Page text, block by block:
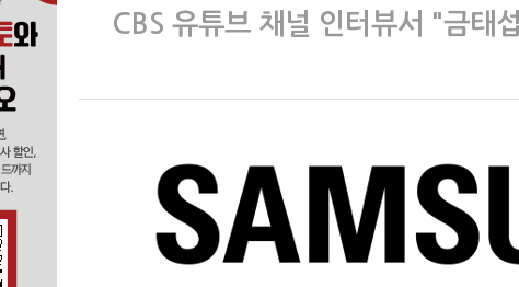
CBS 유튜브 채널 인터뷰서 "금태